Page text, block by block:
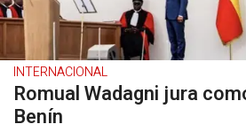
INTERNACIONAL
Romual Wadagni jura
Benín